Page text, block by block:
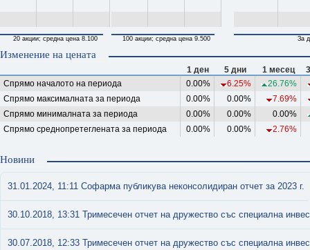
20 акции; средна цена 8.100 100 акции; средна цена 9.500 За
Изменение на цената
1 ден 5 дни 1 месец
Спрямо началото на периода
0.00% 6.25%
26.76%
Спрямо максималната за периода
0.00% 0.00%
7.69%
Спрямо минималната за периода
0.00% 0.00%
0.00%
Спрямо среднопретеглената за периода
0.00% 0.00% 2.76%
Новини
31.01.2024, 11:11 Софарма публикува неконсолидиран отчет за 2023 г.
30.10.2018, 13:31 Тримесечен отчет на дружество със специална
30.07.2018, 12:33 Тримесечен отчет на дружество със специална